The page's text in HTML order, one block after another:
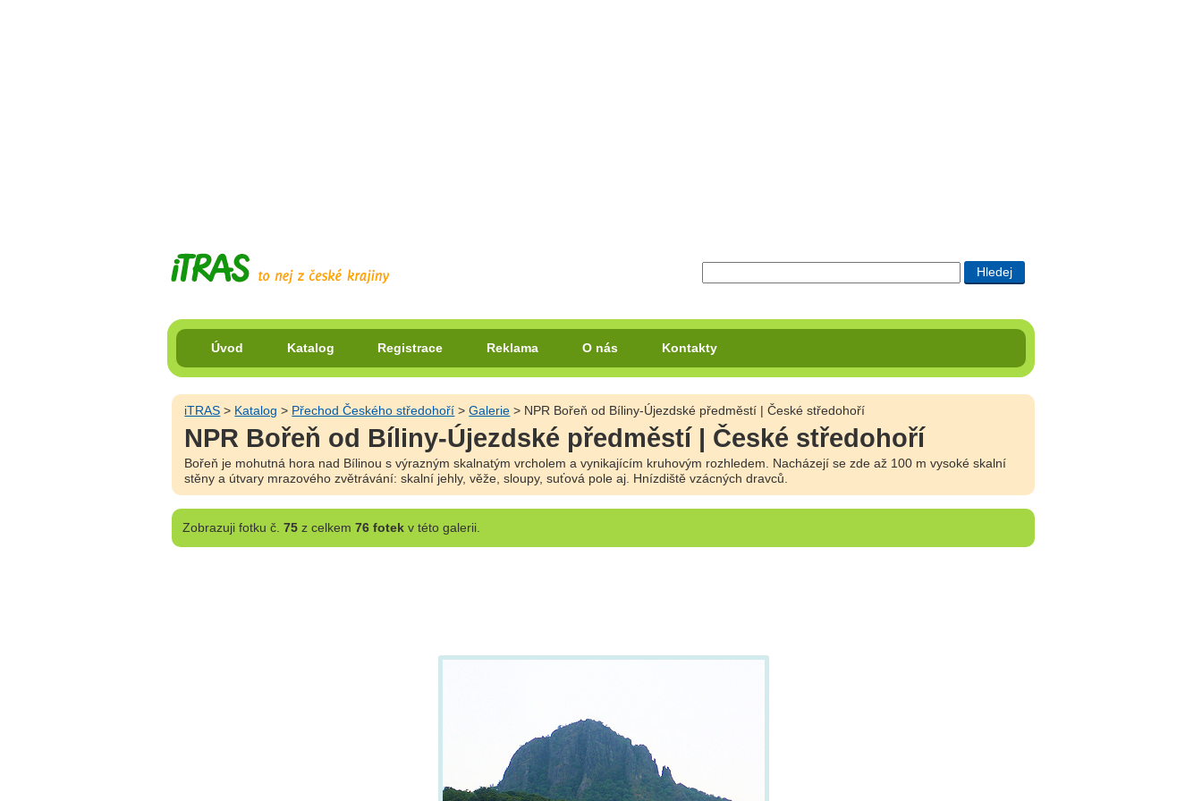
Úvod Katalog Registrace Reklama O nás Kontakty
iTRAS > Katalog > Přechod Českého středohoří >Galerie > NPR Bořeň od Bíliny-Újezdské předměstí | České středohoří
NPR Bořeň od Bíliny-Újezdské předměstí | České středohoří
Bořeň je mohutná hora nad Bílinou s výrazným skalnatým vrcholem a vynikajícím kruhovým rozhledem. Nacházejí se zde až 100 m vysoké skalní
stěny a útvary mrazového zvětrávání: skalní jehly, věže, sloupy, suťová pole aj. Hnízdiště vzácných dravců.
Zobrazujifotku č. 75z celkem 76 fotekv této galerii.